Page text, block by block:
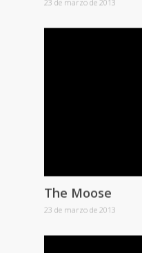
23 de marzo de 2013
The Moose
23 de marzo de 2013